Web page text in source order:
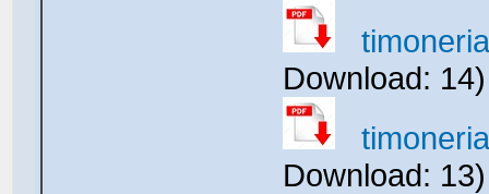
Download:
Download: